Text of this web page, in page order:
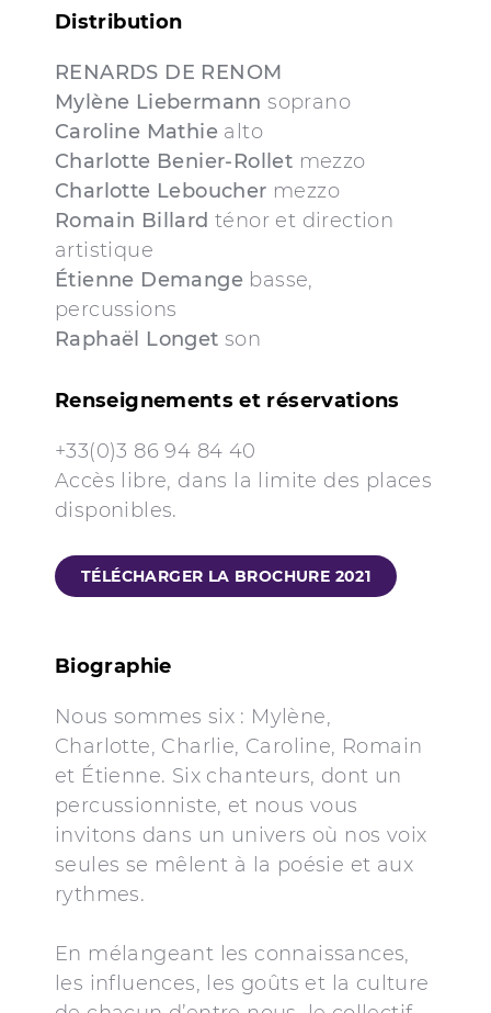
Distribution
RENARDS DE RENOM
Mylène Liebermann soprano
Caroline Mathie alto
Charlotte Benier-Rollet mezzo
Charlotte Leboucher mezzo
Romain Billard ténor et direction
artistique
Étienne Demange basse,
percussions
Raphaël Longet son
Renseignements et réservations
+33(0)3 86 94 84 40
Accès libre, dans la limite des places
disponibles.
TÉLÉCHARGER LA BROCHURE 2021
Biographie
Nous sommes six : Mylène,
Charlotte, Charlie, Caroline, Romain
et Étienne. Six chanteurs, dont un
percussionniste, et nous vous
invitons dans un univers où nos voix
seules se mêlent à la poésie et aux
rythmes.
En mélangeant les connaissances,
les influences, les goûts et la culture